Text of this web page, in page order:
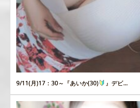
9/11(月)17：30～『あいか(30) 』デビ...